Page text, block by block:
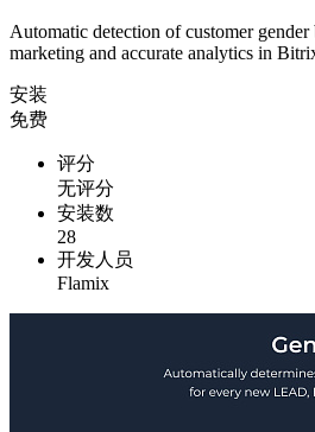
Automatic detection of customer
marketing and accurate analytics in
安装
免费
评分
无评分
安装数
28
开发人员
Flamix